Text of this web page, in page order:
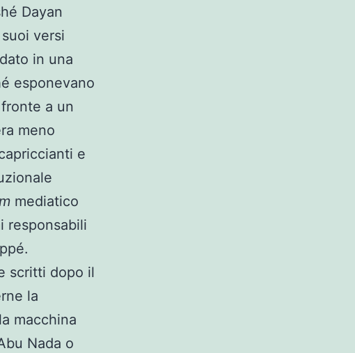
Dayan
versi
in una
esponevano
a un
meno
e
mediatico
responsabili
scritti dopo il
la
macchina
Nada o